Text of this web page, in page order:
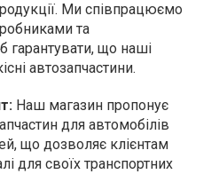
Ми співпрацюємо
та
гарантувати, що наші
автозапчастини.
Наш магазин пропонує
для автомобілів
що дозволяє клієнтам
для своїх транспортних